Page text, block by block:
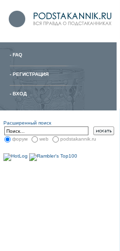
- FAQ
- РЕГИСТРАЦИЯ
- ВХОД
Расширенный поиск
форум web podstakannik.ru